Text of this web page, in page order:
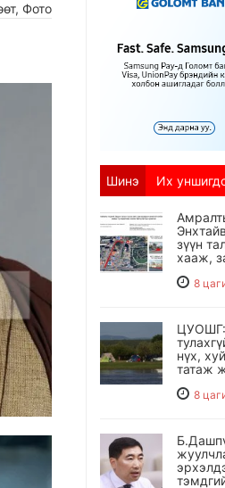
, Фото
Шинэ Их
зүүн
хааж,
8
ЦУОШГ:
нүх,
татаж
8